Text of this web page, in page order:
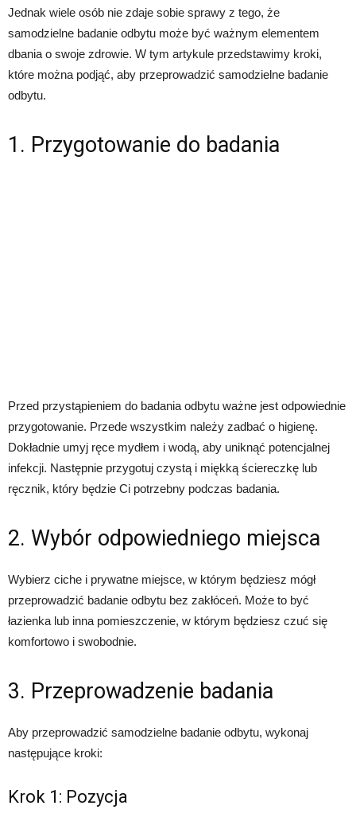
Jednak wiele osób nie zdaje sobie sprawy z tego, że
samodzielne badanie odbytu może być ważnym elementem
dbania o swoje zdrowie. W tym artykule przedstawimy kroki,
które można podjąć, aby przeprowadzić samodzielne badanie
odbytu.
1. Przygotowanie do badania
Przed przystąpieniem do badania odbytu ważne jest odpowiednie
przygotowanie. Przede wszystkim należy zadbać o higienę.
Dokładnie umyj ręce mydłem i wodą, aby uniknąć potencjalnej
infekcji. Następnie przygotuj czystą i miękką ściereczkę lub
ręcznik, który będzie Ci potrzebny podczas badania.
2. Wybór odpowiedniego miejsca
Wybierz ciche i prywatne miejsce, w którym będziesz mógł
przeprowadzić badanie odbytu bez zakłóceń. Może to być
łazienka lub inna pomieszczenie, w którym będziesz czuć się
komfortowo i swobodnie.
3. Przeprowadzenie badania
Aby przeprowadzić samodzielne badanie odbytu, wykonaj
następujące kroki:
Krok 1: Pozycja